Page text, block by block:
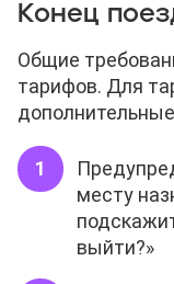
Конец
Общие
тарифов. Для
месту
выйти?»